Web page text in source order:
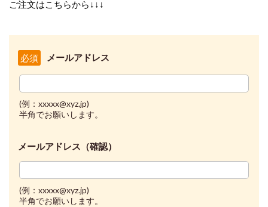
ご注文はこちらから↓↓↓
メールアドレス
必須
(例：xxxxx@xyz.jp)
半角でお願いします。
メールアドレス（確認）
(例：xxxxx@xyz.jp)
半角でお願いします。